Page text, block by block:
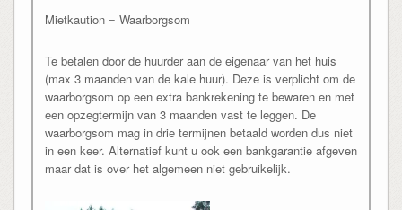
Mietkaution = Waarborgsom
Te betalen door de huurder aan de eigenaar van het huis
(max 3 maanden van de kale huur). Deze is verplicht om de
waarborgsom op een extra bankrekening te bewaren en met
een opzegtermijn van 3 maanden vast te leggen. De
waarborgsom mag in drie termijnen betaald worden dus niet
in een keer. Alternatief kunt u ook een bankgarantie afgeven
maar dat is over het algemeen niet gebruikelijk.